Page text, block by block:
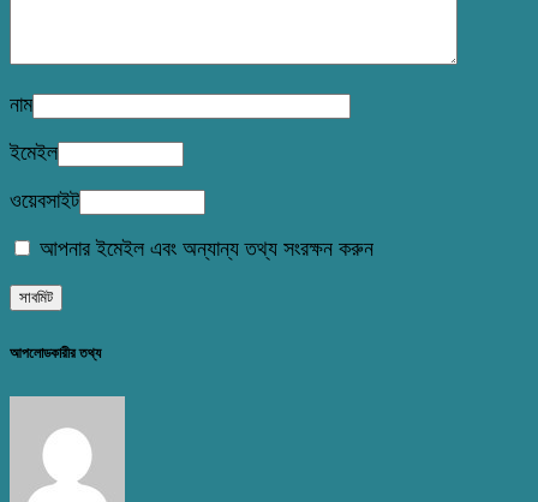
নাম
ইমেইল
ওয়েবসাইট
আপনার ইমেইল এবং অন্যান্য তথ্য সংরক্ষন করুন
আপলোডকারীর তথ্য